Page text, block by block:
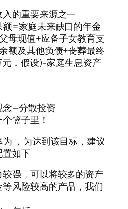
的重要来源之一
额=家庭未来缺口的年金
母现值+应备子女教育支
额及其他负债+丧葬最终
，假设)-家庭生息资产
念—分散投资
篮子里！
，为达到该目标，建议
置如下
强，可以将较多的资产
风险较高的产品，我们